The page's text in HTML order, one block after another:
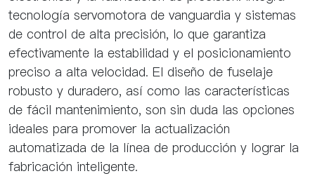
tecnología servomotora de vanguardia y sistemas
de control de alta precisión, lo que garantiza
efectivamente la estabilidad y el posicionamiento
preciso a alta velocidad. El diseño de fuselaje
robusto y duradero, así como las características
de fácil mantenimiento, son sin duda las opciones
ideales para promover la actualización
automatizada de la línea de producción y lograr la
fabricación inteligente.